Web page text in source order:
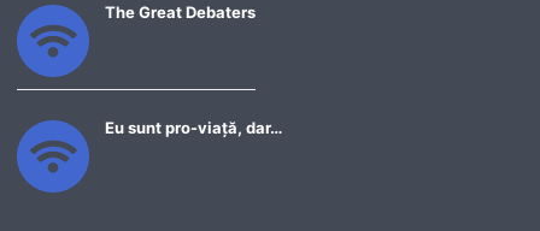
The Great Debaters
Eu sunt pro-viață, dar…